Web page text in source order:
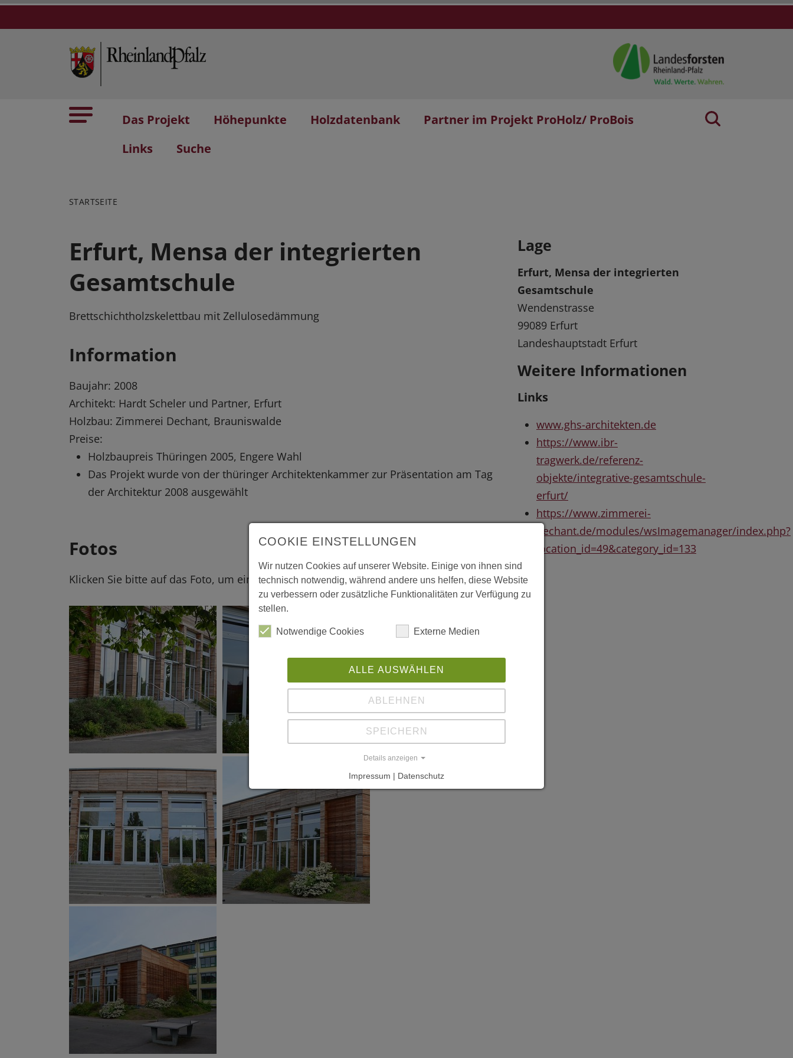
Das Projekt Höhepunkte Holzdatenbank
Partner im Projekt ProHolz/ ProBois
Links
Suche
STARTSEITE
Erfurt, Mensa der integrierten
Gesamtschule
Brettschichtholzskelettbau mit Zellulosedämmung
Information
Baujahr: 2008
Architekt: Hardt Scheler und Partner, Erfurt
Holzbau: Zimmerei Dechant, Brauniswalde
Preise:
Holzbaupreis Thüringen 2005, Engere Wahl
Das Projekt wurde von der thüringer Architektenkammer zur Präsentation am Tag
der Architektur 2008 ausgewählt
Fotos
Klicken Sie bitte auf das Foto, um eine vergrößerte Darstellung zu erhalten.
Lage
Erfurt, Mensa der integrierten
Gesamtschule
Wendenstrasse
99089 Erfurt
Landeshauptstadt Erfurt
Weitere Informationen
Links
www.ghs-architekten.de
https://www.ibr-
tragwerk.de/referenz-
objekte/integrative-gesamtschule-
erfurt/
https://www.zimmerei-
dechant.de/modules/wsImagemanager/index.php?
location_id=49&category_id=133
COOKIE EINSTELLUNGEN
Wir nutzen Cookies auf unserer Website. Einige von ihnen sind
technisch notwendig, während andere uns helfen, diese Website
zu verbessern oder zusätzliche Funktionalitäten zur Verfügung zu
stellen.
Notwendige Cookies Externe Medien
ALLE AUSWÄHLEN
ABLEHNEN
SPEICHERN
Details anzeigen
Impressum | Datenschutz